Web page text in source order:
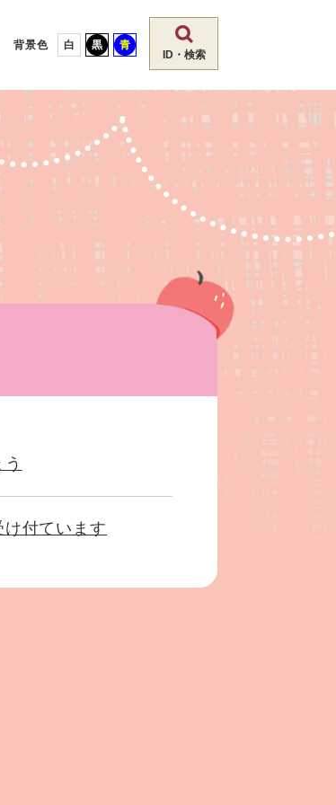
背景色 白 黒 青
ID・検索
付ています